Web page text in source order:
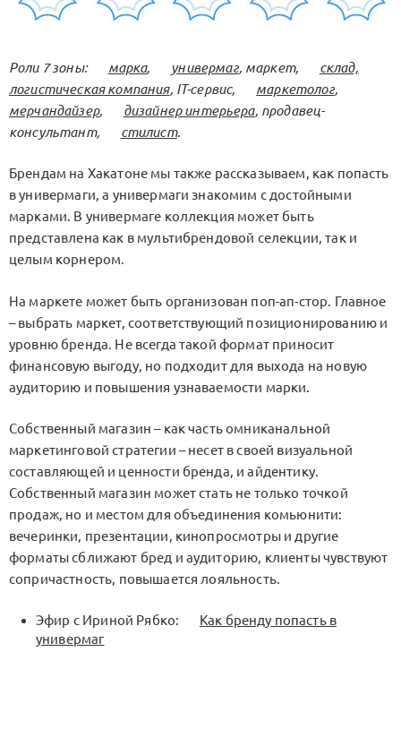
Роли 7 зоны: марка, универмаг, маркет,
склад,
логистическая компания, IT-сервис, маркетолог,
мерчандайзер, дизайнер интерьера, продавец-
консультант,
стилист.
Брендам на Хакатоне мы также рассказываем, как попасть
в универмаги, а универмаги знакомим с достойными
марками. В универмаге коллекция может быть
представлена как в мультибрендовой селекции, так и
целым корнером.
На маркете может быть организован поп-ап-стор. Главное
– выбрать маркет, соответствующий позиционированию и
уровню бренда. Не всегда такой формат приносит
финансовую выгоду, но подходит для выхода на новую
аудиторию и повышения узнаваемости марки.
Собственный магазин – как часть омниканальной
маркетинговой стратегии – несет в своей визуальной
составляющей и ценности бренда, и айдентику.
Собственный магазин может стать не только точкой
продаж, но и местом для объединения комьюнити:
вечеринки, презентации, кинопросмотры и другие
форматы сближают бред и аудиторию, клиенты чувствуют
сопричастность, повышается лояльность.
Эфир с Ириной Рябко:
Как бренду попасть в
универмаг